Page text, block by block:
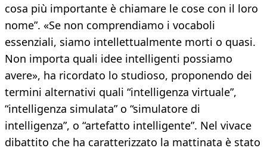
cosa più importante è chiamare le cose con il loro
nome”. «Se non comprendiamo i vocaboli
essenziali, siamo intellettualmente morti o quasi.
Non importa quali idee intelligenti possiamo
avere», ha ricordato lo studioso, proponendo dei
termini alternativi quali “intelligenza virtuale”,
“intelligenza simulata” o “simulatore di
intelligenza”, o “artefatto intelligente”. Nel vivace
dibattito che ha caratterizzato la mattinata è stato